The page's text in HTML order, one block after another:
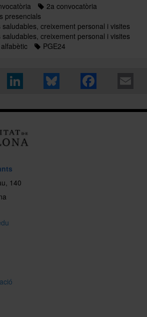
2a convocatòria
presencials
saludables, creixement personal i visites
saludables, creixement personal i visites
PGE24
140